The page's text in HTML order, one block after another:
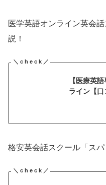
医学英語オンライン英会
説！
【医療英
ライン【口
格安英会話スクール「スパ